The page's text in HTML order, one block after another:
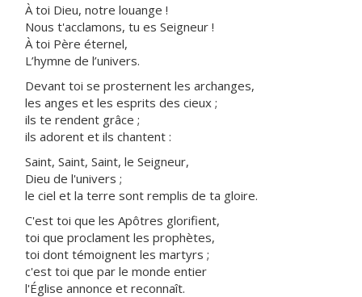
À toi Dieu, notre louange !
Nous t'acclamons, tu es Seigneur !
À toi Père éternel,
L’hymne de l’univers.
Devant toi se prosternent les archanges,
les anges et les esprits des cieux ;
ils te rendent grâce ;
ils adorent et ils chantent :
Saint, Saint, Saint, le Seigneur,
Dieu de l'univers ;
le ciel et la terre sont remplis de ta gloire.
C'est toi que les Apôtres glorifient,
toi que proclament les prophètes,
toi dont témoignent les martyrs ;
c'est toi que par le monde entier
l'Église annonce et reconnaît.